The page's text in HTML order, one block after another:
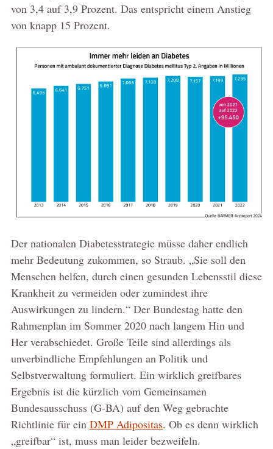
von 3,4 auf 3,9 Prozent. Das entspricht einem Anstieg
von knapp 15 Prozent.
Der nationalen Diabetesstrategie müsse daher endlich
mehr Bedeutung zukommen, so Straub. „Sie soll den
Menschen helfen, durch einen gesunden Lebensstil diese
Krankheit zu vermeiden oder zumindest ihre
Auswirkungen zu lindern.“ Der Bundestag hatte den
Rahmenplan im Sommer 2020 nach langem Hin und
Her verabschiedet. Große Teile sind allerdings als
unverbindliche Empfehlungen an Politik und
Selbstverwaltung formuliert. Ein wirklich greifbares
Ergebnis ist die kürzlich vom Gemeinsamen
Bundesausschuss (G-BA) auf den Weg gebrachte
Richtlinie für ein DMP Adipositas. Ob es denn wirklich
„greifbar“ ist, muss man leider bezweifeln.